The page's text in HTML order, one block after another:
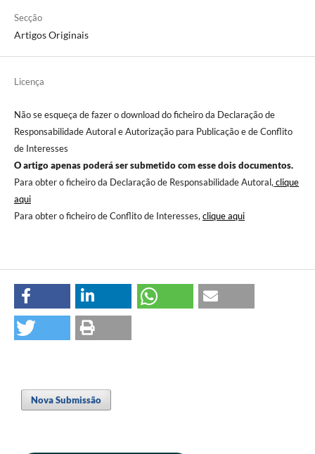
Secção
Artigos Originais
Licença
Não se esqueça de fazer o download do ficheiro da Declaração de
Responsabilidade Autoral e Autorização para Publicação e de Conflito
de Interesses
O artigo apenas poderá ser submetido com esse dois documentos.
Para obter o ficheiro da Declaração de Responsabilidade Autoral, clique
aqui
Para obter o ficheiro de Conflito de Interesses, clique aqui
Nova Submissão